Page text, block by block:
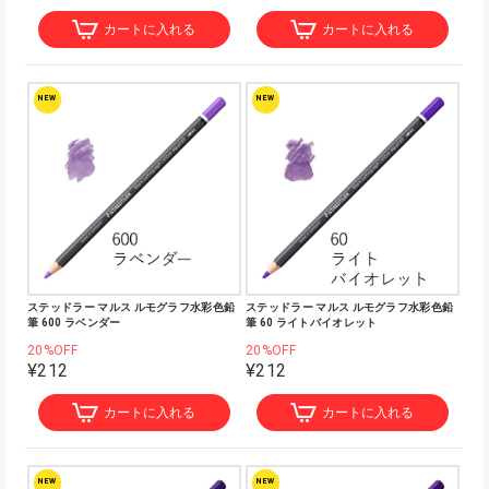
カートに入れる カートに入れる
NEW
ステッドラー マルス ルモグラフ水彩色鉛
筆 600 ラベンダー
20%OFF
¥212
カートに入れる
NEW
ステッドラー マルス ルモグラフ水彩色鉛
筆 60 ライトバイオレット
20%OFF
¥212
カートに入れる
NEW NEW